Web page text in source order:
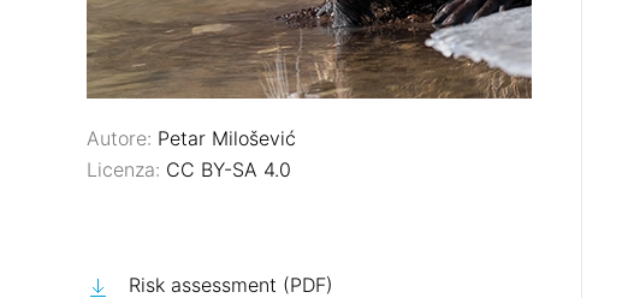
Autore: Petar Milošević
Licenza: CC BY-SA 4.0
Risk assessment (PDF)